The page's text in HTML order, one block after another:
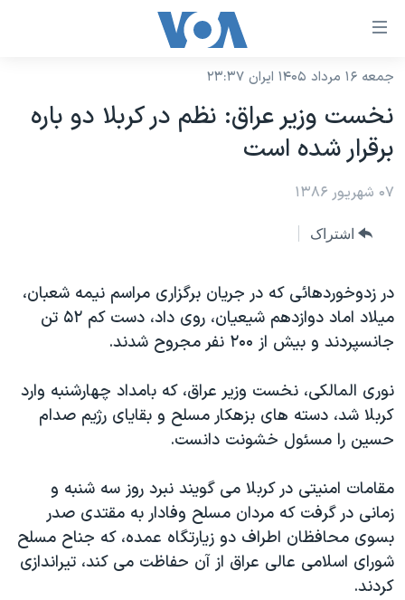
لینکهای
دسترسی
جهش
محتوای
اصلی
جهش
به
جستجو
نسخه سبک وب‌سایت
موضوع ها
ایران
آمریکا
ورزشی
گزیده‌ها
ویدیوها
فرهنگ و زندگی
اقتصادی
علم و فناوری
اسرائیل در جنگ
گالری عکس
برنامه های تلویزیونی
جدول برنامه ها
جام جهانی ۲۰۲۶
عملیات خشم حماسی
بایگانی برنامه‌های تلویزیونی
مستندها
حمله جمهوری اسلامی به اسرائیل
رمز مهسا
ورزش زنان در ایران
اعتراضات زن، زندگی، آزادی
فرکانس‌های صدای آمریکا
پخش رادیویی
دنبال کنید
زبانهای مختلف
جمعه ۱۶ مرداد ۱۴۰۵ ایران ۲۳:۳۷
نخست وزیر عراق: نظم در کربلا دو باره
برقرار شده است
۰۷ شهریور ۱۳۸۶
اشتراک
در زدوخوردهائی که در جریان برگزاری مراسم نيمه شعبان،
میلاد اماد دوازدهم شیعیان، روی داد، دست کم ۵۲ تن
جانسپردند و بیش از ۲۰۰ نفر مجروح شدند.
نوری المالکی، نخست وزير عراق، که بامداد چهارشنبه وارد
کربلا شد، دسته های بزهکار مسلح و بقایای رژیم صدام
حسین را مسئول خشونت دانست.
مقامات امنیتی در کربلا می گویند نبرد روز سه شنبه و
زمانی در گرفت که مردان مسلح وفادار به مقتدی صدر
بسوی محافظان اطراف دو زیارتگاه عمده، که جناح مسلح
شورای اسلامی عالی عراق از آن حفاظت می کند، تیراندازی
کردند.